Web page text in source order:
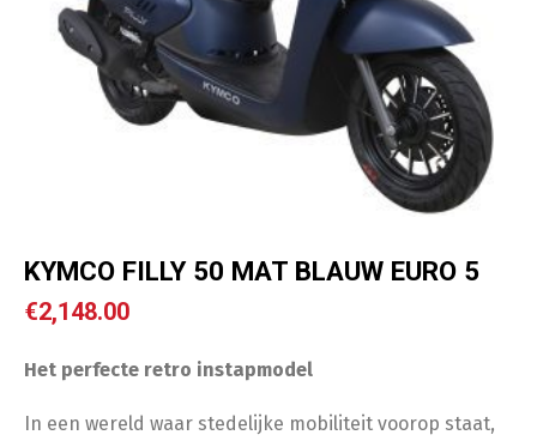
KYMCO FILLY 50 MAT BLAUW EURO 5
€2,148.00
Het perfecte retro instapmodel
In een wereld waar stedelijke mobiliteit voorop staat,